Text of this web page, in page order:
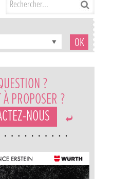
?
PROPOSER ?
NOUS